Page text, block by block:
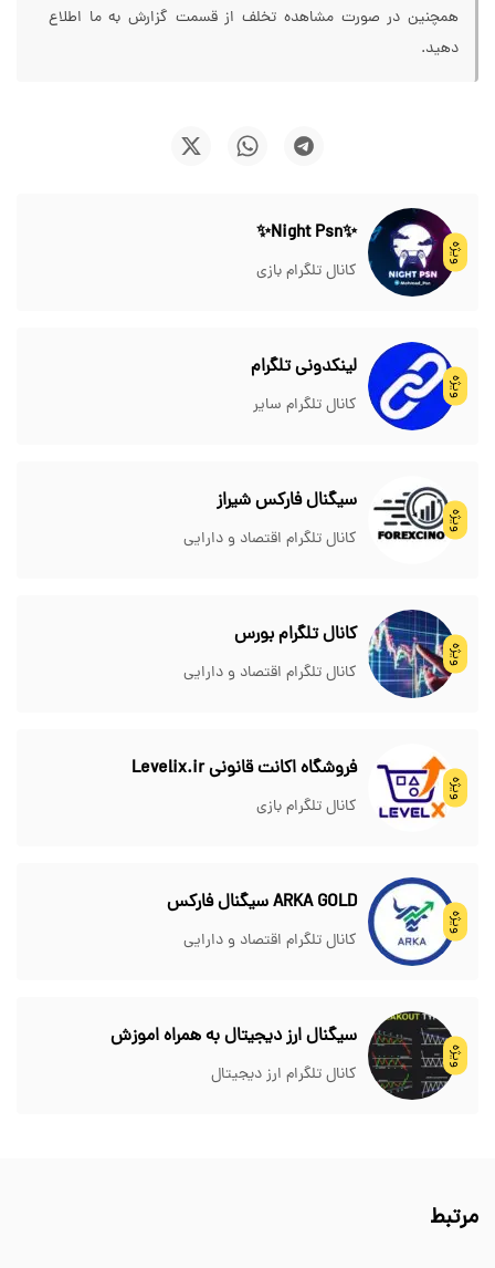
همچنین در صورت مشاهده تخلف از قسمت گزارش به ما اطلاع
دهید.
ویژه
✨Night Psn✨
کانال تلگرام بازی
ویژه
لینکدونی تلگرام
کانال تلگرام سایر
ویژه
سیگنال فارکس شیراز
کانال تلگرام اقتصاد و دارایی
ویژه
کانال تلگرام بورس
کانال تلگرام اقتصاد و دارایی
ویژه
فروشگاه اکانت قانونی Levelix.ir
کانال تلگرام بازی
ویژه
ARKA GOLD سیگنال فارکس
کانال تلگرام اقتصاد و دارایی
ویژه
سیگنال ارز دیجیتال به همراه اموزش
کانال تلگرام ارز دیجیتال
مرتبط